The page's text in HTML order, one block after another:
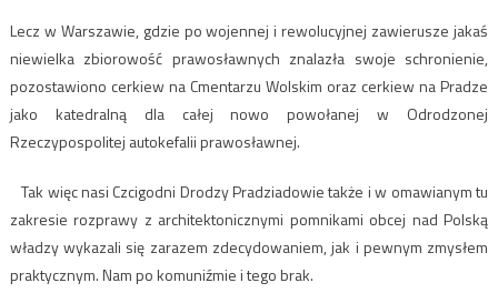
Lecz w Warszawie, gdzie po wojennej i rewolucyjnej zawierusze jakaś
niewielka zbiorowość prawosławnych znalazła swoje schronienie,
pozostawiono cerkiew na Cmentarzu Wolskim oraz cerkiew na Pradze
jako katedralną dla całej nowo powołanej w Odrodzonej
Rzeczypospolitej autokefalii prawosławnej.
Tak więc nasi Czcigodni Drodzy Pradziadowie także i w omawianym tu
zakresie rozprawy z architektonicznymi pomnikami obcej nad Polską
władzy wykazali się zarazem zdecydowaniem, jak i pewnym zmysłem
praktycznym. Nam po komuniźmie i tego brak.